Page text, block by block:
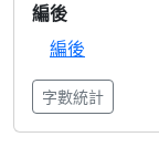
編後
編後
字數統計